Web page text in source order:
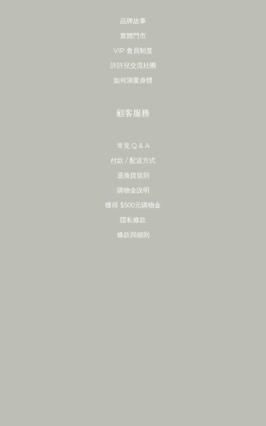
品牌故事
實體門市
VIP 會員制度
許許兒交流社團
如何測量身體
顧客服務
常見 Q & A
付款 / 配送方式
退換貨規則
購物金說明
獲得 $500元購物金
隱私條款
條款與細則